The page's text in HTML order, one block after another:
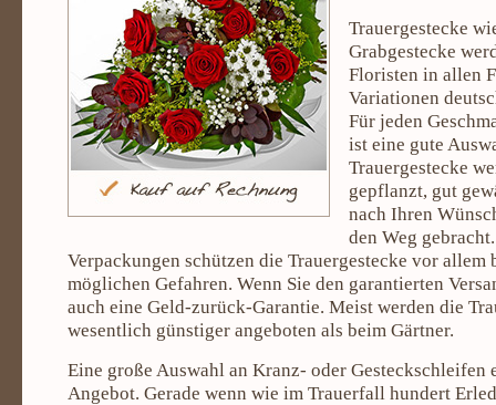
Trauergestecke
Grabgestecke
Floristen in allen
Variationen
Für jeden
ist eine gute
Trauergestecke
gepflanzt, gut
nach Ihren
den Weg
Verpackungen schützen die Trauergestecke vor allem
möglichen Gefahren. Wenn Sie den garantierten
auch eine Geld-zurück-Garantie. Meist werden die
wesentlich günstiger angeboten als beim Gärtner.
Eine große Auswahl an Kranz- oder Gesteckschleifen
Angebot. Gerade wenn wie im Trauerfall hundert